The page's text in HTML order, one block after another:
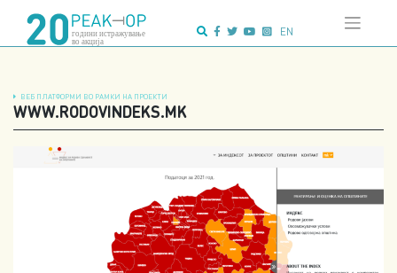
content
EN
ВЕБ ПЛАТФОРМИ ВО РАМКИ НА ПРОЕКТИ
WWW.RODOVINDEKS.MK